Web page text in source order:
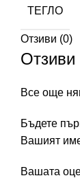
ТЕГЛО
Отзиви (0)
Отзиви
Все още
Бъдете
Вашият
Вашата